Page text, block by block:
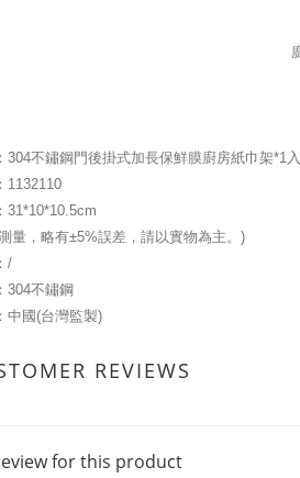
304不鏽鋼門後掛式加長保鮮膜廚房紙巾架*1入
1132110
31*10*10.5cm
量，略有±5%誤差，請以實物為主。)
/
304不鏽鋼
中國(台灣監製)
REVIEWS
for this product